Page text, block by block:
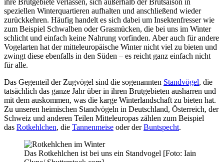
speziellen Winterquartieren aufhalten und anschließend wieder
zurückkehren. Häufig handelt es sich dabei um Insektenfresser wie
zum Beispiel Schwalben oder Grasmücken, die bei uns im Winter
schlicht und einfach keine Nahrung vorfinden. Aber auch für andere
Vogelarten hat der mitteleuropäische Winter nicht viel zu bieten und
zwingt diese ebenfalls in den Süden – es reicht ganz einfach nicht
für alle.
Das Gegenteil der Zugvögel sind die sogenannten Standvögel, die
tatsächlich das ganze Jahr über in ihren Brutgebieten ausharren und
mit dem auskommen, was die karge Winterlandschaft zu bieten hat.
Zu unseren heimischen Standvögeln in Deutschland, Österreich, der
Schweiz und anderen Teilen Mitteleuropas zählen zum Beispiel
das Rotkehlchen, die Tannenmeise oder derBuntspecht.
Das Rotkehlchen ist bei uns ein Standvogel [Foto: Iain